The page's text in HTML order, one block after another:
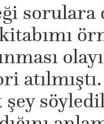
sorulara
şey